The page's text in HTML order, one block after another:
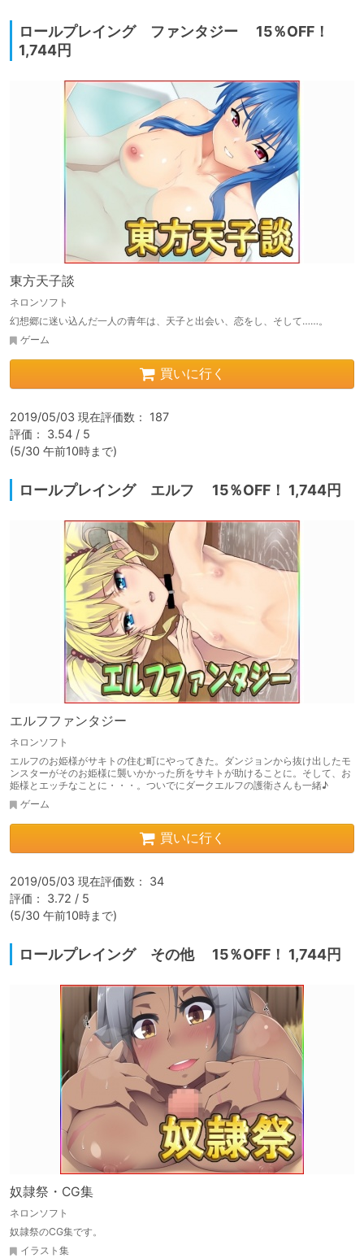
ロールプレイング ファンタジー 15％OFF！
1,744円
東方天子談
ネロンソフト
幻想郷に迷い込んだ一人の青年は、天子と出会い、恋をし、そして……。
ゲーム
買いに行く
2019/05/03 現在評価数： 187
評価： 3.54 / 5
(5/30 午前10時まで)
ロールプレイング エルフ 15％OFF！ 1,744円
エルフファンタジー
ネロンソフト
エルフのお姫様がサキトの住む町にやってきた。ダンジョンから抜け出したモ
ンスターがそのお姫様に襲いかかった所をサキトが助けることに。そして、お
姫様とエッチなことに・・・。ついでにダークエルフの護衛さんも一緒♪
ゲーム
買いに行く
2019/05/03 現在評価数： 34
評価： 3.72 / 5
(5/30 午前10時まで)
ロールプレイング その他 15％OFF！ 1,744円
奴隷祭・CG集
ネロンソフト
奴隷祭のCG集です。
イラスト集